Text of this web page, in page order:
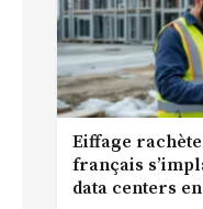
Eiffage
français
data centers